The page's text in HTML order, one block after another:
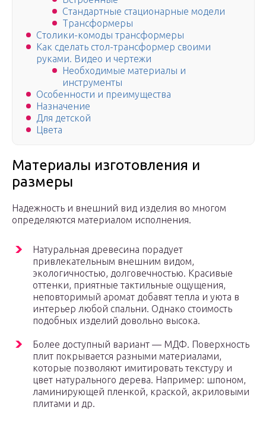
Стандартные стационарные модели
Трансформеры
Столики-комоды трансформеры
Как сделать стол-трансформер своими
руками. Видео и чертежи
Необходимые материалы и
инструменты
Особенности и преимущества
Назначение
Для детской
Цвета
Материалы изготовления и
размеры
Надежность и внешний вид изделия во многом
определяются материалом исполнения.
Натуральная древесина порадует
привлекательным внешним видом,
экологичностью, долговечностью. Красивые
оттенки, приятные тактильные ощущения,
неповторимый аромат добавят тепла и уюта в
интерьер любой спальни. Однако стоимость
подобных изделий довольно высока.
Более доступный вариант — МДФ. Поверхность
плит покрывается разными материалами,
которые позволяют имитировать текстуру и
цвет натурального дерева. Например: шпоном,
ламинирующей пленкой, краской, акриловыми
плитами и др.